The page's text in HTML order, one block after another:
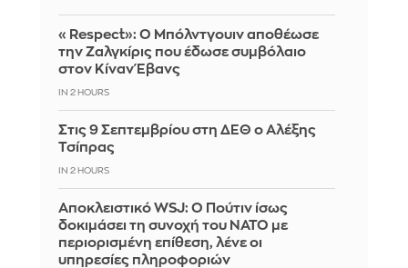
«Respect»: Ο Μπόλντγουιν αποθέωσε
την Ζαλγκίρις που έδωσε συμβόλαιο
στον Κίναν Έβανς
IN 2 HOURS
Στις 9 Σεπτεμβρίου στη ΔΕΘ ο Αλέξης
Τσίπρας
IN 2 HOURS
Αποκλειστικό WSJ: Ο Πούτιν ίσως
δοκιμάσει τη συνοχή του ΝΑΤΟ με
περιορισμένη επίθεση, λένε οι
υπηρεσίες πληροφοριών